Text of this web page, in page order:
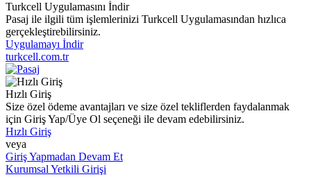
Turkcell Uygulamasını İndir
Pasaj ile ilgili tüm işlemlerinizi Turkcell Uygulamasından hızlıca
gerçekleştirebilirsiniz.
Uygulamayı İndir
turkcell.com.tr
Hızlı Giriş
Size özel ödeme avantajları ve size özel tekliflerden faydalanmak
için Giriş Yap/Üye Ol seçeneği ile devam edebilirsiniz.
Hızlı Giriş
veya
Giriş Yapmadan Devam Et
Kurumsal Yetkili Girişi